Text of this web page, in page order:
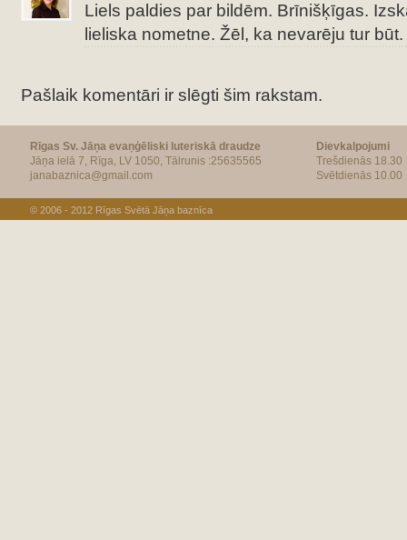
Liels paldies par bildēm. Brīnišķīgas.
lieliska nometne. Žēl, ka nevarēju tur būt.
Pašlaik komentāri ir slēgti šim rakstam.
Rīgas Sv. Jāņa evaņģēliski luteriskā draudze
Jāņa ielā 7, Rīga, LV 1050, Tālrunis :25635565
janabaznica@gmail.com
Dievkalpojumi
Trešdienās 18.30
Svētdienās 10.00
© 2006 - 2012 Rīgas Svētā Jāņa baznīca